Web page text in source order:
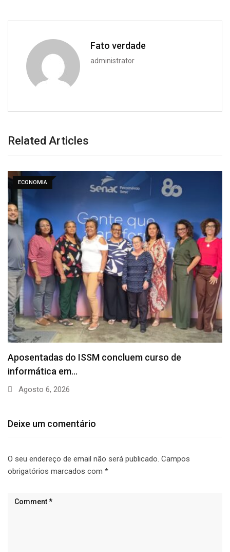
Fato verdade
administrator
Related Articles
ECONOMIA
Aposentadas do ISSM concluem curso de
informática em…
Agosto 6, 2026
Deixe um comentário
O seu endereço de email não será publicado. Campos
obrigatórios marcados com *